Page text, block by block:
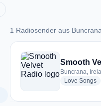
1 Radiosender aus Buncrana
1 Radiosender aus
Smooth
Buncrana,
Love Songs